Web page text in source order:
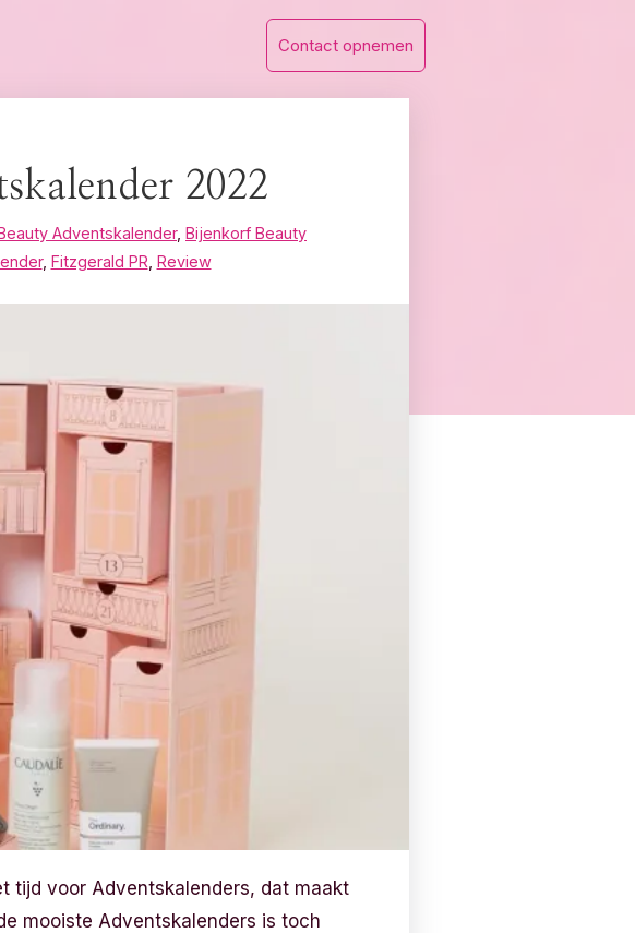
Contact opnemen
2022
Adventskalender, Bijenkorf Beauty
, Fitzgerald PR Review
tijd voor Adventskalenders, dat maakt
mooiste Adventskalenders is toch